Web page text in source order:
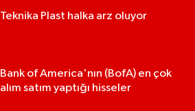
Teknika Plast halka arz oluyor
Bank of America'nın (BofA) en çok
alım satım yaptığı hisseler